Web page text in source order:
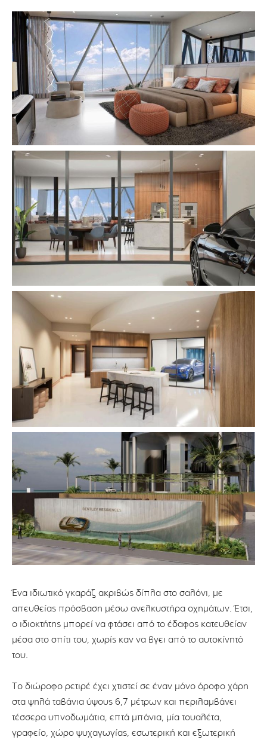
Ένα ιδιωτικό γκαράζ ακριβώς δίπλα στο σαλόνι, με
απευθείας πρόσβαση μέσω ανελκυστήρα οχημάτων. Έτσι,
ο ιδιοκτήτης μπορεί να φτάσει από το έδαφος κατευθείαν
μέσα στο σπίτι του, χωρίς καν να βγει από το αυτοκίνητό
του.
Το διώροφο ρετιρέ έχει χτιστεί σε έναν μόνο όροφο χάρη
στα ψηλά ταβάνια ύψους 6,7 μέτρων και περιλαμβάνει
τέσσερα υπνοδωμάτια, επτά μπάνια, μία τουαλέτα,
γραφείο, χώρο ψυχαγωγίας, εσωτερική και εξωτερική